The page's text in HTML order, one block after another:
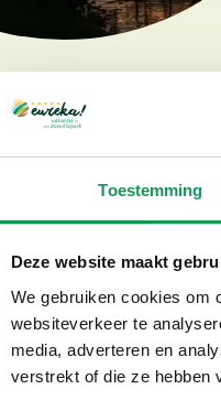
Toestemming
Deze website maakt
We gebruiken cookies om
websiteverkeer te
media, adverteren en
verstrekt of die ze hebben
Villapark Eureka
bezienswaardigheden
Ga lekker
duikplateau,
Bezoek een van de
Ontdek de
schoonheden die